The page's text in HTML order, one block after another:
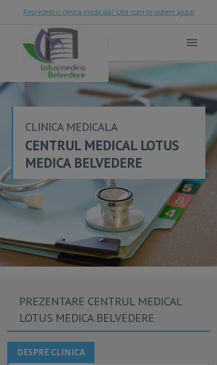
Reprezinti o clinica medicala? Uite cum te putem ajuta!
Toggle
CLINICA MEDICALA
CENTRUL MEDICAL LOTUS
MEDICA BELVEDERE
PREZENTARE CENTRUL MEDICAL
LOTUS MEDICA BELVEDERE
DESPRE CLINICA